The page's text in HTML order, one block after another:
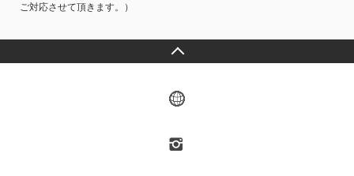
ご対応させて頂きます。）